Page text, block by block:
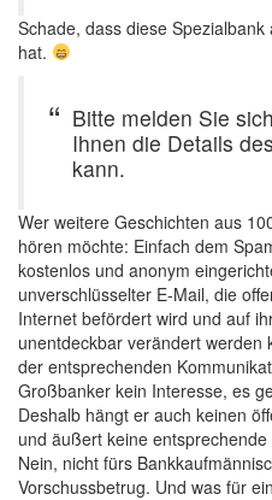
Schade, dass diese
hat.
Bitte melden Sie
Ihnen die Details
kann.
Wer weitere Geschichten aus
hören möchte: Einfach dem
kostenlos und anonym
unverschlüsselter E-Mail, die
Internet befördert wird und auf
unentdeckbar verändert werden
der entsprechenden
Großbanker kein Interesse, es
Deshalb hängt er auch keinen
und äußert keine
Nein, nicht fürs
Vorschussbetrug. Und was für